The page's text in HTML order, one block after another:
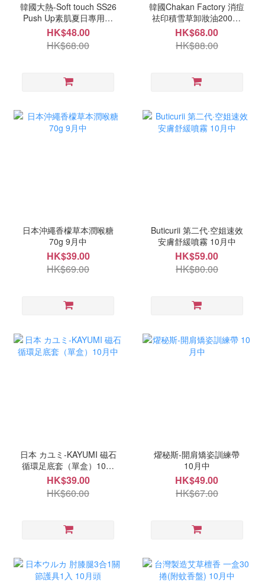
韓國大熱-Soft touch SS26
Push Up素肌夏日專用透
氣無重感Bra 9月尾
HK$48.00
HK$68.00
韓國Chakan Factory 消痘
祛印積雪草卸妝油200ml
10月尾
HK$68.00
HK$88.00
日本沖繩香檬草本潤喉糖
70g 9月中
HK$39.00
HK$69.00
Buticurii 第二代·空姐速效
安膚舒緩噴霧 10月中
HK$59.00
HK$80.00
日本 カユミ-KAYUMI 磁石
循環足底套（單盒）10月
中
HK$39.00
HK$60.00
燿秘斯-開肩矯姿訓練帶
10月中
HK$49.00
HK$67.00